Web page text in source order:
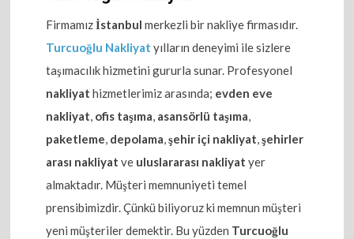
Firmamızİstanbul merkezli bir nakliye firmasıdır.
Turcuoğlu Nakliyat yılların deneyimi ile sizlere
taşımacılık hizmetini gururla sunar. Profesyonel
nakliyat hizmetlerimiz arasında; evden eve
nakliyat, ofis taşıma, asansörlü taşıma,
paketleme, depolama,şehir içi nakliyat,şehirler
arası nakliyat ve uluslararası nakliyat yer
almaktadır. Müşteri memnuniyeti temel
prensibimizdir. Çünkü biliyoruz ki memnun müşteri
yeni müşteriler demektir. Bu yüzden Turcuoğlu